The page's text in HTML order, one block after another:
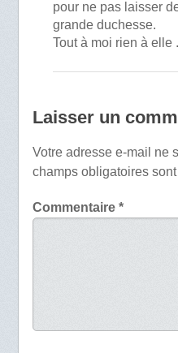
pour ne pas laisser
grande duchesse.
Tout à moi rien à elle .
Laisser un
Votre adresse e-mail ne
champs obligatoires
Commentaire *